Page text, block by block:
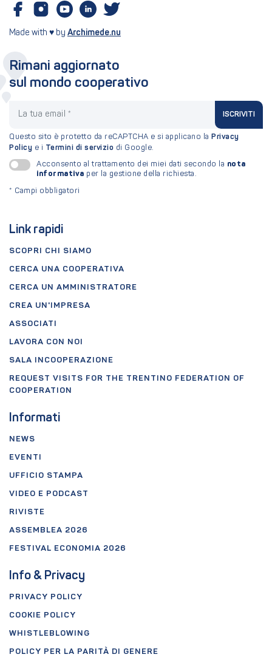
Made with ♥ by Archimede.nu
Link rapidi
SCOPRI CHI SIAMO
CERCA UNA COOPERATIVA
CERCA UN AMMINISTRATORE
CREA UN'IMPRESA
ASSOCIATI
LAVORA CON NOI
SALA INCOOPERAZIONE
REQUEST VISITS FOR THE TRENTINO FEDERATION OF
COOPERATION
Informati
NEWS
EVENTI
UFFICIO STAMPA
VIDEO E PODCAST
RIVISTE
ASSEMBLEA 2026
FESTIVAL ECONOMIA 2026
Info & Privacy
PRIVACY POLICY
COOKIE POLICY
WHISTLEBLOWING
POLICY PER LA PARITÀ DI GENERE
Rimani aggiornato
sul mondo cooperativo
ISCRIVITI
Questo sito è protetto da reCAPTCHA e si applicano la Privacy
Policy e i Termini di servizio di Google.
Acconsento al trattamento dei miei dati secondo la nota
informativa per la gestione della richiesta.
* Campi obbligatori